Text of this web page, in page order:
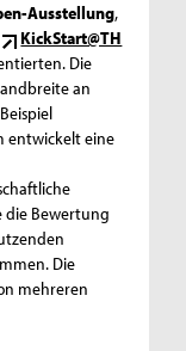
Ausstellung,
KickStart@TH
Die
an
entwickelt eine
die Bewertung
Die
mehreren